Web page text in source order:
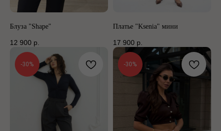
Блуза "Shape"
12 900 р.
Платье "Ksenia" мини
17 900 р.
-30% -30%